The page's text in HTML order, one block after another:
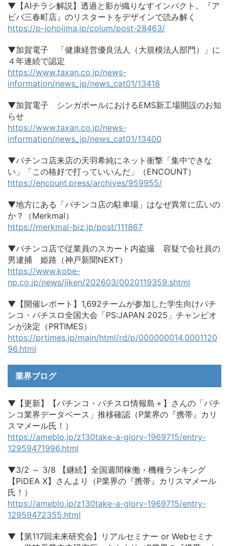
▼【AIチラシ解説】透過と影が織りなすインパクト。『ア
ビバ三春町店』のリスタートをデザインで読み解く
https://p-johojima.jp/colum/post-28463/
▼加賀電子 「健康経営優良法人（大規模法人部門）」に
４年連続で認定
https://www.taxan.co.jp/news-
information/news_jp/news_cat01/13418
▼加賀電子 シンガポールにおけるEMS新工場開設のお知
らせ
https://www.taxan.co.jp/news-
information/news_jp/news_cat01/13400
▼パチンコ店来店の天羽希純にネット衝撃「集中できな
い」「この格好で打っていいんだ」（ENCOUNT）
https://encount.press/archives/959955/
▼地方にある「パチンコ店の駐車場」はなぜ異常に広いの
か？（Merkmal）
https://merkmal-biz.jp/post/111867
▼パチンコ店で従業員のスカート内盗撮 容疑で会社員の
男逮捕 姫路（神戸新聞NEXT）
https://www.kobe-
np.co.jp/news/jiken/202603/0020119359.shtml
▼【開催レポート】1,692チームが参加した学生向けパチ
ンコ・パチスロ全国大会「PS:JAPAN 2025」チャンピオ
ンが決定（PRTIMES）
https://prtimes.jp/main/html/rd/p/000000014.0001120
96.html
業界ブログ
▼【更新】【パチンコ・パチスロ情報島＋】さんの「パチ
ンコ業界データベース」推移確認（P業界の『携帯』カリ
スマメール氏！）
https://ameblo.jp/z130take-a-glory-1969715/entry-
12959471996.html
▼3/2 ～ 3/8 【継続】全国週間稼働・機種ランキング
【PiDEA X】さんより（P業界の『携帯』カリスマメール
氏！）
https://ameblo.jp/z130take-a-glory-1969715/entry-
12959472355.html
▼【第117回未来研究会】リアルセミナー or Webセミナ